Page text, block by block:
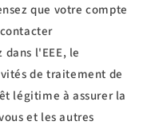
que votre compte
l'EEE, le
de traitement de
légitime à assurer la
et les autres